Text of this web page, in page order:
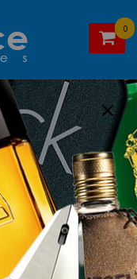
0
VEJA MAIS